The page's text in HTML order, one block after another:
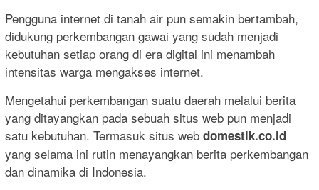
Pengguna internet di tanah air pun semakin bertambah,
didukung perkembangan gawai yang sudah menjadi
kebutuhan setiap orang di era digital ini menambah
intensitas warga mengakses internet.
Mengetahui perkembangan suatu daerah melalui berita
yang ditayangkan pada sebuah situs web pun menjadi
satu kebutuhan. Termasuk situs web domestik.co.id
yang selama ini rutin menayangkan berita perkembangan
dan dinamika di Indonesia.